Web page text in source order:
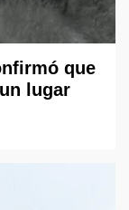
que
lugar